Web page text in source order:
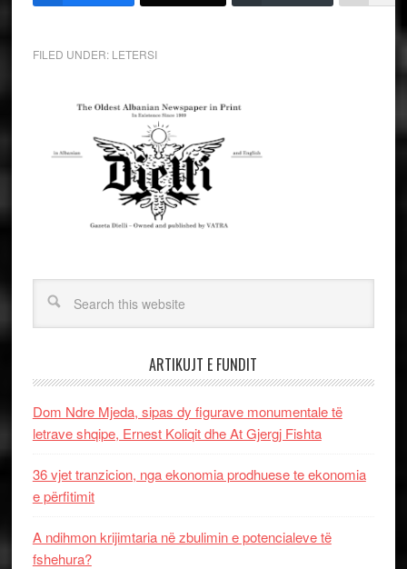
FILED UNDER: LETERSI
ARTIKUJT E FUNDIT
Dom Ndre Mjeda, sipas dy figurave monumentale të
letrave shqipe, Ernest Koliqit dhe At Gjergj Fishta
36 vjet tranzicion, nga ekonomia prodhuese te ekonomia
e përfitimit
A ndihmon krijimtaria në zbulimin e potencialeve të
fshehura?